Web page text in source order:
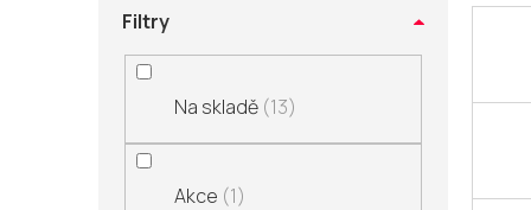
Filtry
Na skladě 13
Akce 1